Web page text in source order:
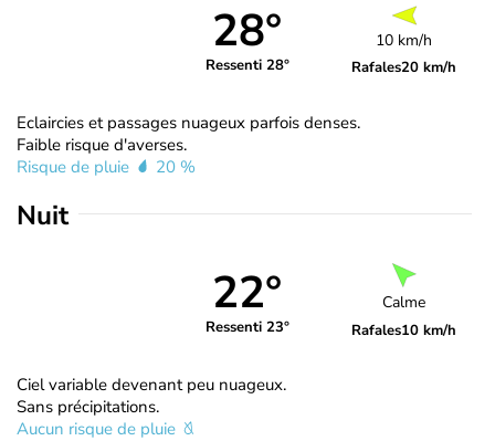
28°
Ressenti 28°
10 km/h
Rafales20 km/h
Eclaircies et passages nuageux parfois denses.
Faible risque d'averses.
Risque de pluie
20 %
Nuit
22°
Ressenti 23°
Calme
Rafales10 km/h
Ciel variable devenant peu nuageux.
Sans précipitations.
Aucun risque de pluie